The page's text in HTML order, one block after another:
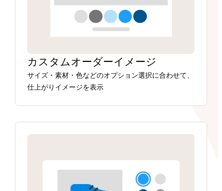
カスタムオーダーイメージ
サイズ・素材・色などのオプション選択に合わせて、
仕上がりイメージを表示